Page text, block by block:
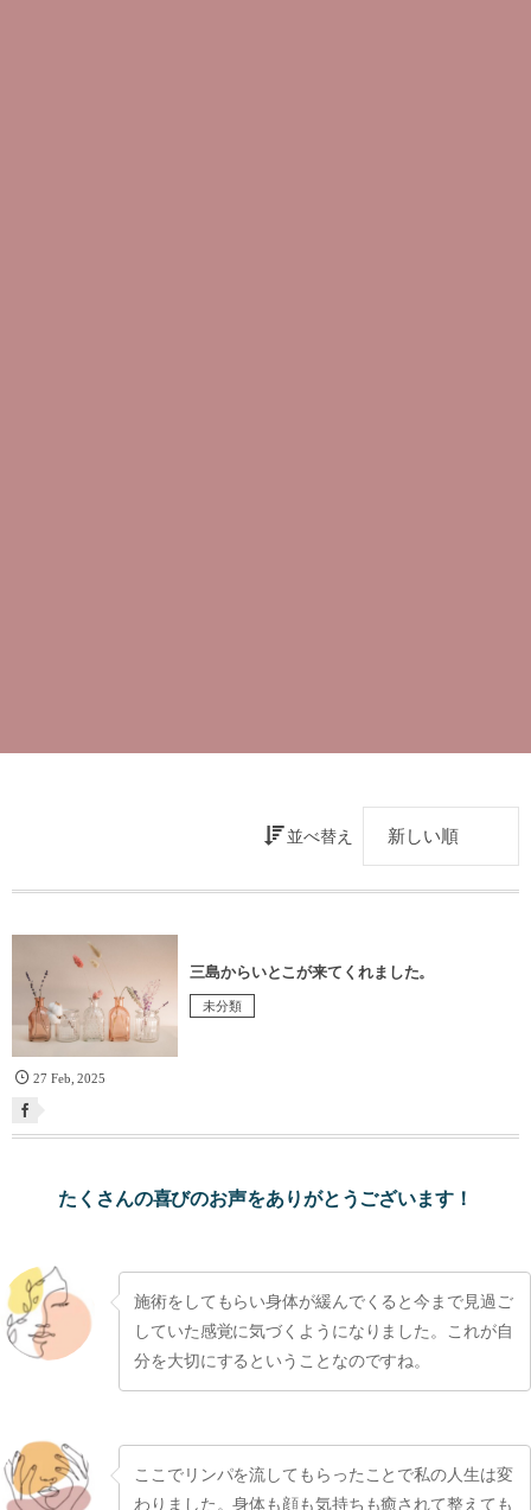
並べ替え
三島からいとこが来てくれました。
未分類
27 Feb,2025
たくさんの喜びのお声をありがとうございます！
施術をしてもらい身体が緩んでくると今まで見過ご
していた感覚に気づくようになりました。これが自
分を大切にするということなのですね。
ここでリンパを流してもらったことで私の人生は変
わりました。身体も顔も気持ちも癒されて整えても